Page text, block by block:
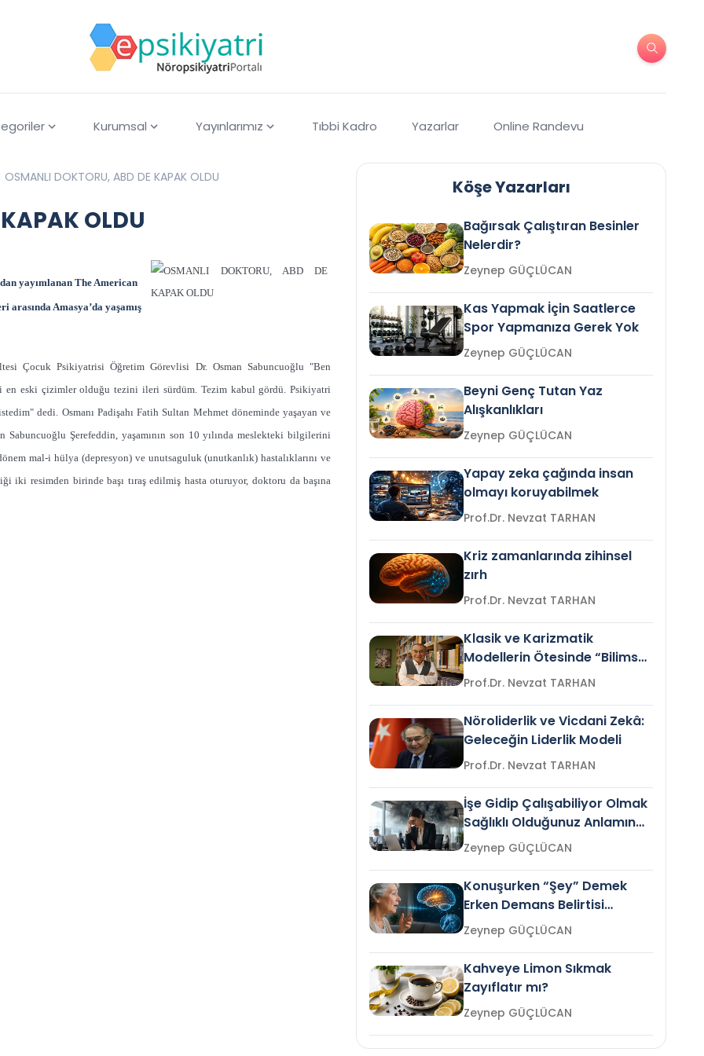
Kurumsal Yayınlarımız Tıbbi Kadro Yazarlar Online Randevu
OSMANLI DOKTORU, ABD DE KAPAK OLDU
OLDU
yayımlanan The American
arasında Amasya’da yaşamış
Çocuk Psikiyatrisi Öğretim Görevlisi Dr. Osman Sabuncuoğlu "Ben
eski çizimler olduğu tezini ileri sürdüm. Tezim kabul gördü. Psikiyatri
dedi. Osmanı Padişahı Fatih Sultan Mehmet döneminde yaşayan ve
Şerefeddin, yaşamının son 10 yılında meslekteki bilgilerini
mal-i hülya (depresyon) ve unutsaguluk (unutkanlık) hastalıklarını ve
iki resimden birinde başı tıraş edilmiş hasta oturuyor, doktoru da başına
Köşe Yazarları
Bağırsak Çalıştıran Besinler
Nelerdir?
Zeynep GÜÇLÜCAN
Kas Yapmak İçin Saatlerce
Spor Yapmanıza Gerek Yok
Zeynep GÜÇLÜCAN
Beyni Genç Tutan Yaz
Alışkanlıkları
Zeynep GÜÇLÜCAN
Yapay zeka çağında insan
olmayı koruyabilmek
Prof.Dr. Nevzat TARHAN
Kriz zamanlarında zihinsel
zırh
Prof.Dr. Nevzat TARHAN
Klasik ve Karizmatik
Modellerin Ötesinde “Bilimsel
Liderlik”
Prof.Dr. Nevzat TARHAN
Nöroliderlik ve Vicdani Zekâ:
Geleceğin Liderlik Modeli
Prof.Dr. Nevzat TARHAN
İşe Gidip Çalışabiliyor Olmak
Sağlıklı Olduğunuz Anlamına
Gelir mi?Zeynep GÜÇLÜCAN
Konuşurken “Şey” Demek
Erken Demans Belirtisi
Olabilir mi?Zeynep GÜÇLÜCAN
Kahveye Limon Sıkmak
Zayıflatır mı?
Zeynep GÜÇLÜCAN